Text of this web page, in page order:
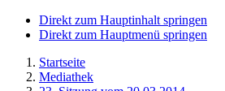
Direkt zum Hauptinhalt springen
Direkt zum Hauptmenü springen
Startseite
Mediathek